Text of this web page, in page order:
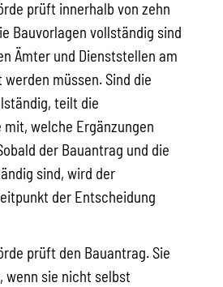
prüft innerhalb von zehn
Bauvorlagen vollständig sind
Ämter und Dienststellen am
müssen. Sind die
teilt die
welche Ergänzungen
der Bauantrag und die
sind, wird der
der Entscheidung
prüft den Bauantrag. Sie
wenn sie nicht selbst